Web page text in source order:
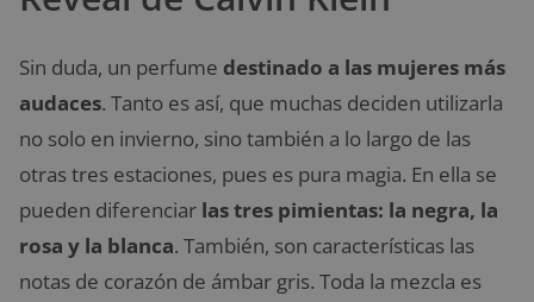
Sin duda, un perfume destinado a las mujeres más
audaces. Tanto es así, que muchas deciden utilizarla
no solo en invierno, sino también a lo largo de las
otras tres estaciones, pues es pura magia. En ella se
pueden diferenciar las tres pimientas: la negra, la
rosa y la blanca. También, son características las
notas de corazón de ámbar gris. Toda la mezcla es